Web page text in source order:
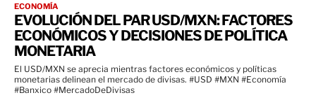
ECONOMÍA
EVOLUCIÓN DEL PAR USD/MXN: FACTORES
ECONÓMICOS Y DECISIONES DE POLÍTICA
MONETARIA
El USD/MXN se aprecia mientras factores económicos y políticas
monetarias delinean el mercado de divisas. #USD #MXN #Economía
#Banxico #MercadoDeDivisas